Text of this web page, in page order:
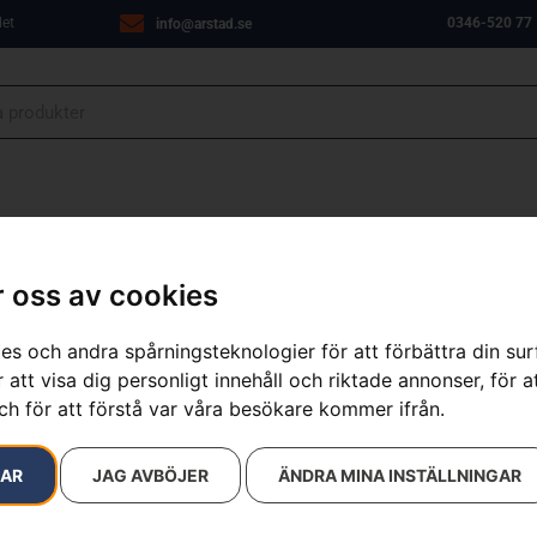
oss av cookies
och andra spårningsteknologier för att förbättra din
visa dig personligt innehåll och riktade annonser, för
för att förstå var våra besökare kommer ifrån.
JAG AVBÖJER ÄNDRA MINA INSTÄLLNINGAR
info@arstad.se 0346-520 77